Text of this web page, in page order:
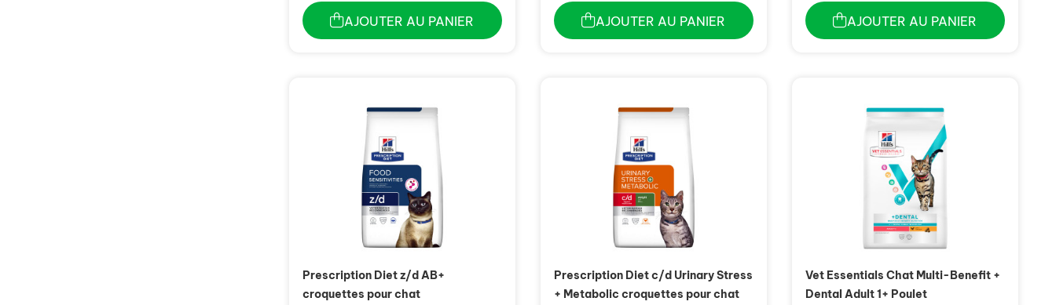
AJOUTER AU PANIER AJOUTER AU PANIER AJOUTER AU PANIER
Prescription Diet z/d AB+
croquettes pour chat
Prescription Diet c/d Urinary Stress
+ Metabolic croquettes pour chat
Vet Essentials Chat Multi-Benefit +
Dental Adult 1+ Poulet